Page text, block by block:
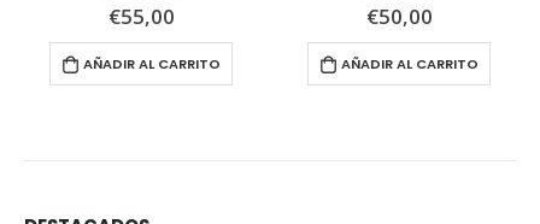
0out of 5
€55,00
AÑADIR AL CARRITO
0out of 5
€50,00
AÑADIR AL CARRITO